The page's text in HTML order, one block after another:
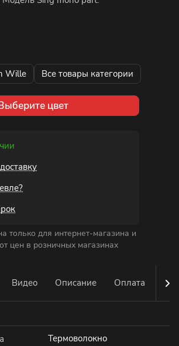
Wille Все товары категории
цвет
только для интернет-магазина и
цен в розничных магазинах
Видео Описание Оплата
Термоволокно